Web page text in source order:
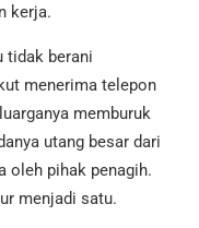
kerja.
tidak berani
menerima telepon
memburuk
utang besar dari
oleh pihak penagih.
menjadi satu.